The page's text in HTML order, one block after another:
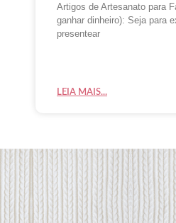
Artigos de Artesanato para
ganhar dinheiro): Seja para
presentear
LEIA MAIS...